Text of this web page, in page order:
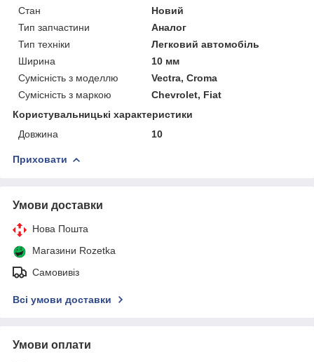
Стан
Новий
Тип запчастини
Аналог
Тип техніки
Легковий автомобіль
Ширина
10 мм
Сумісність з моделлю
Vectra, Croma
Сумісність з маркою
Chevrolet, Fiat
Користувальницькі характеристики
Довжина
10
Приховати
Умови доставки
Нова Пошта
Магазини Rozetka
Самовивіз
Всі умови доставки
Умови оплати